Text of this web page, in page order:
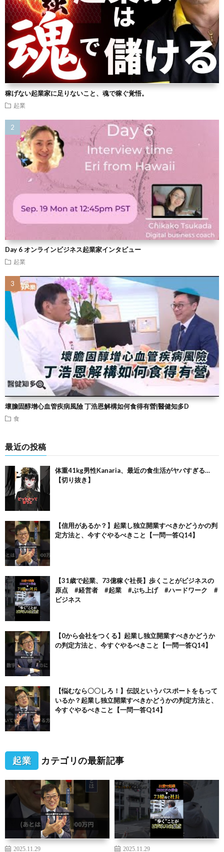
稼げない起業家に足りないこと、魂で稼ぐ覚悟。
起業
Day 6 オンラインビジネス起業家インタビュー
起業
壞膽固醇增心血管疾病風險 丁浩恩解構如何食得有營|醫健知多D
食
最近の投稿
体重41kg男性Kanaria、最近の食生活がヤバすぎる…
【切り抜き】
【信用があるか？】起業し独立開業すべきかどうかの判
定方法と、今すぐやるべきこと【一問一答Q14】
【31歳で起業、73億稼ぐ社長】歩くことがビジネスの
原点 #経営者 #起業 #ぶち上げ #ハードワーク #
ビジネス
【0から会社をつくる】起業し独立開業すべきかどうか
の判定方法と、今すぐやるべきこと【一問一答Q14】
【悩むなら〇〇しろ！】伝説というパスポートをもって
いるか？起業し独立開業すべきかどうかの判定方法と、
今すぐやるべきこと【一問一答Q14】
起業 カテゴリの最新記事
2025.11.29 2025.11.29